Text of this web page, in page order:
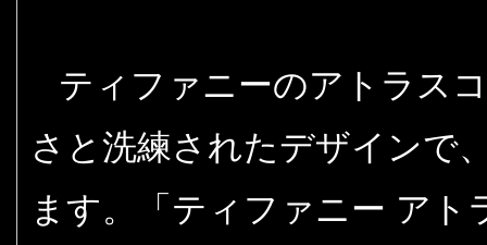
ティファニーのアトラス
さと洗練されたデザインで
ます。「ティファニー ア